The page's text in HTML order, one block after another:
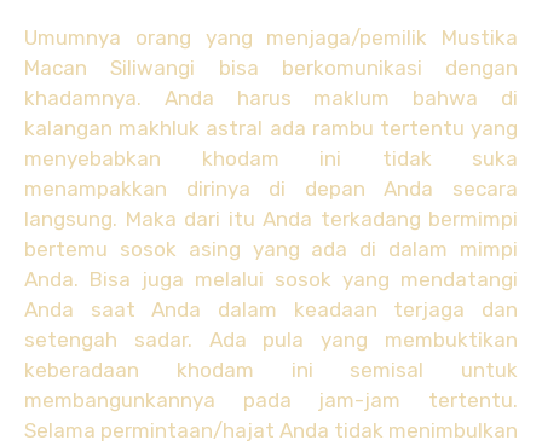
Umumnya orang yang menjaga/pemilik Mustika
Macan Siliwangi bisa berkomunikasi dengan
khadamnya. Anda harus maklum bahwa di
kalangan makhluk astral ada rambu tertentu yang
menyebabkan khodam ini tidak suka
menampakkan dirinya di depan Anda secara
langsung. Maka dari itu Anda terkadang bermimpi
bertemu sosok asing yang ada di dalam mimpi
Anda. Bisa juga melalui sosok yang mendatangi
Anda saat Anda dalam keadaan terjaga dan
setengah sadar. Ada pula yang membuktikan
keberadaan khodam ini semisal untuk
membangunkannya pada jam-jam tertentu.
Selama permintaan/hajat Anda tidak menimbulkan